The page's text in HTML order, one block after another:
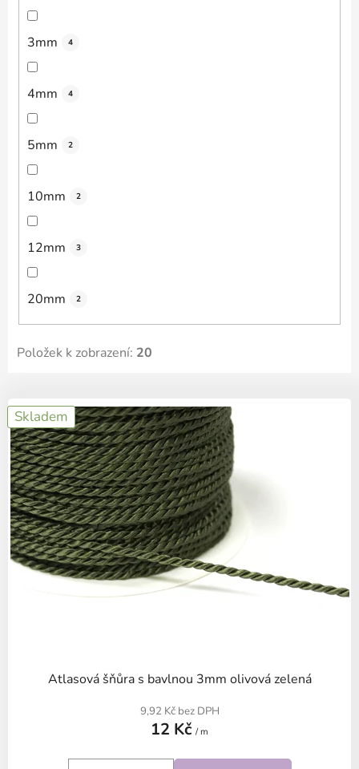
3mm 4
4mm 4
5mm 2
10mm 2
12mm 3
20mm 2
Položek k zobrazení: 20
V
ý
p
i
s
p
r
o
d
Skladem
Atlasová šňůra s bavlnou 3mm olivová zelená
9,92 Kč bez DPH
12 Kč / m